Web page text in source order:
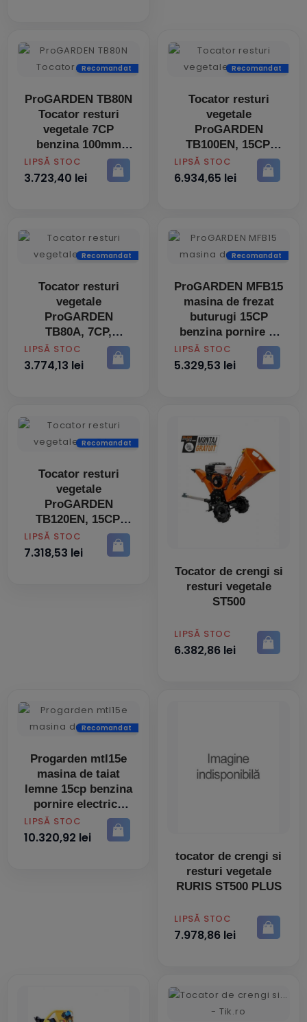
Recomandat
ProGARDEN TB80N
Tocator resturi
vegetale 7CP
benzina 100mm
pornire la sfoara
PRET
LIPSĂ STOC
3.723,40 lei
Recomandat
Tocator resturi
vegetale
ProGARDEN
TB100EN, 15CP,
benzina, 120mm,
pornire electrica
PRET
LIPSĂ STOC
6.934,65 lei
Recomandat
Tocator resturi
vegetale
ProGARDEN
TB80A, 7CP,
benzina, 50mm,
pornire la sfoara
PRET
LIPSĂ STOC
3.774,13 lei
Recomandat
ProGARDEN MFB15
masina de frezat
buturugi 15CP
benzina pornire la
sfoara
PRET
LIPSĂ STOC
5.329,53 lei
Recomandat
Tocator resturi
vegetale
ProGARDEN
TB120EN, 15CP,
benzina, 120mm,
pornire electrica
PRET
LIPSĂ STOC
7.318,53 lei
Tocator de crengi si
resturi vegetale
ST500
PRET
LIPSĂ STOC
6.382,86 lei
Recomandat
Progarden mtl15e
masina de taiat
lemne 15cp benzina
pornire electrica
PRET
LIPSĂ STOC
10.320,92 lei
tocator de crengi si
resturi vegetale
RURIS ST500 PLUS
PRET
LIPSĂ STOC
7.978,86 lei